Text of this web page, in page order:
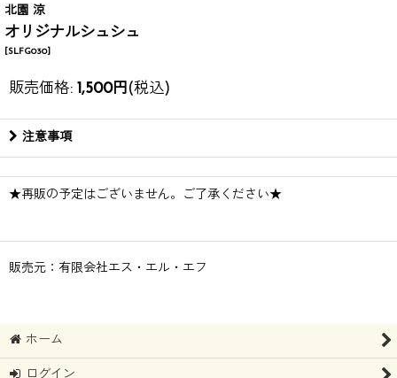
北園 涼
オリジナルシュシュ
[SLFG030]
販売価格: 1,500円 (税込)
注意事項
★再販の予定はございません。ご了承ください★
販売元：有限会社エス・エル・エフ
ホーム
ログイン